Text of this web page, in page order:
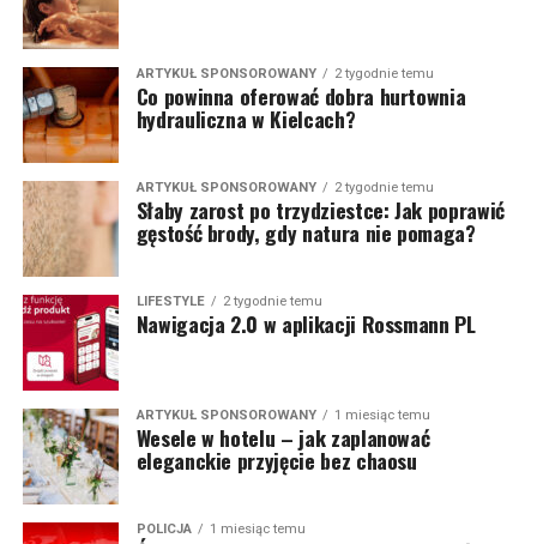
ARTYKUŁ SPONSOROWANY 2 tygodnie temu
Co powinna oferować dobra hurtownia
hydrauliczna w Kielcach?
ARTYKUŁ SPONSOROWANY 2 tygodnie temu
Słaby zarost po trzydziestce: Jak poprawić
gęstość brody, gdy natura nie pomaga?
LIFESTYLE 2 tygodnie temu
Nawigacja 2.0 w aplikacji Rossmann PL
ARTYKUŁ SPONSOROWANY 1 miesiąc temu
Wesele w hotelu – jak zaplanować
eleganckie przyjęcie bez chaosu
POLICJA 1 miesiąc temu